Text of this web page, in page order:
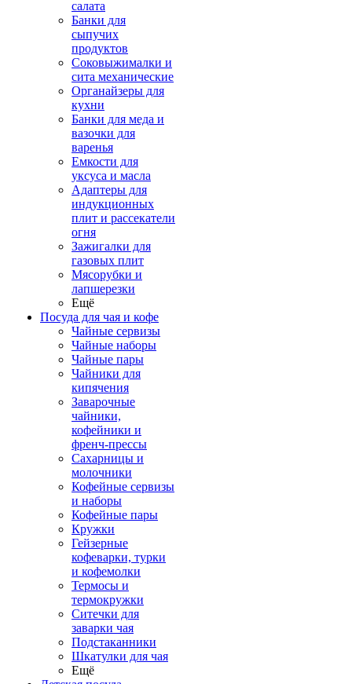
салата
Банки для
сыпучих
продуктов
Соковыжималки и
сита механические
Органайзеры для
кухни
Банки для меда и
вазочки для
варенья
Емкости для
уксуса и масла
Адаптеры для
индукционных
плит и рассекатели
огня
Зажигалки для
газовых плит
Мясорубки и
лапшерезки
Ещё
Посуда для чая и кофе
Чайные сервизы
Чайные наборы
Чайные пары
Чайники для
кипячения
Заварочные
чайники,
кофейники и
френч-прессы
Сахарницы и
молочники
Кофейные сервизы
и наборы
Кофейные пары
Кружки
Гейзерные
кофеварки, турки
и кофемолки
Термосы и
термокружки
Ситечки для
заварки чая
Подстаканники
Шкатулки для чая
Ещё